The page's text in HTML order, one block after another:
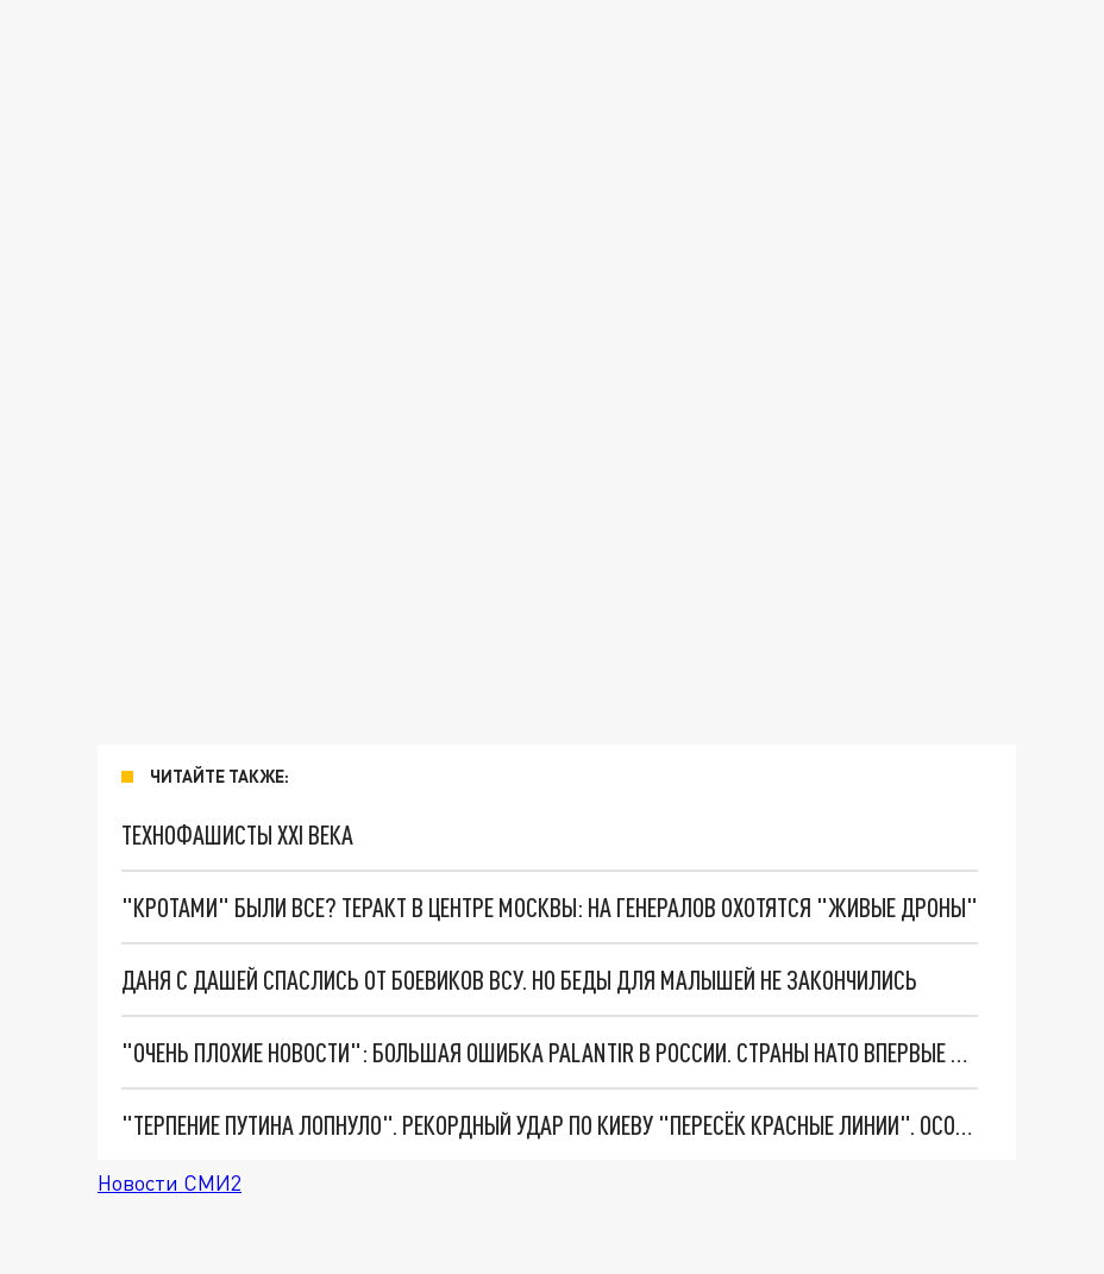
ЧИТАЙТЕ ТАКЖЕ:
ТЕХНОФАШИСТЫ XXI ВЕКА
"КРОТАМИ" БЫЛИ ВСЕ? ТЕРАКТ В ЦЕНТРЕ МОСКВЫ: НА ГЕНЕРАЛОВ ОХОТЯТСЯ "ЖИВЫЕ ДРОНЫ"
ДАНЯ С ДАШЕЙ СПАСЛИСЬ ОТ БОЕВИКОВ ВСУ. НО БЕДЫ ДЛЯ МАЛЫШЕЙ НЕ ЗАКОНЧИЛИСЬ
"ОЧЕНЬ ПЛОХИЕ НОВОСТИ": БОЛЬШАЯ ОШИБКА PALANTIR В РОССИИ. СТРАНЫ НАТО ВПЕРВЫЕ ЗА СВО ОСТАНОВИЛИ ПОСТАВКИ ОРУЖИЯ. ВСУ ТЕРЯЮТ ПРИГРАНИЧЬЕ?
"ТЕРПЕНИЕ ПУТИНА ЛОПНУЛО". РЕКОРДНЫЙ УДАР ПО КИЕВУ "ПЕРЕСЁК КРАСНЫЕ ЛИНИИ". ОСОБЫЕ СПЕЦЫ КНДР НА ЛБС? ТАЙНЫЕ ПЕРЕГОВОРЫ ЕВРОПЫ И МОСКВЫ
Новости СМИ2